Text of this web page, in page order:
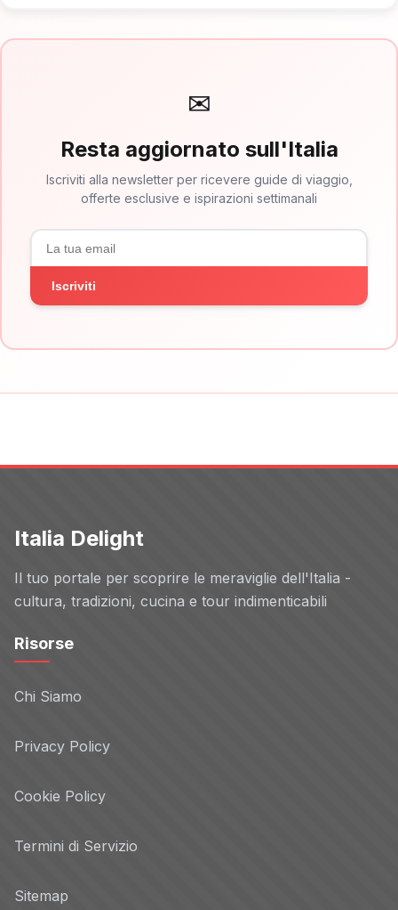
✉
Resta aggiornato sull'Italia
Iscriviti alla newsletter per ricevere guide di viaggio,
offerte esclusive e ispirazioni settimanali
Iscriviti
Italia Delight
Il tuo portale per scoprire le meraviglie dell'Italia -
cultura, tradizioni, cucina e tour indimenticabili
Risorse
Chi Siamo
Privacy Policy
Cookie Policy
Termini di Servizio
Sitemap